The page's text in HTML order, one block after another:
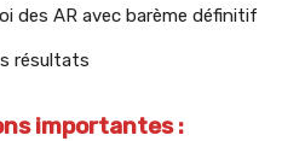
des AR avec barème définitif
résultats
importantes :